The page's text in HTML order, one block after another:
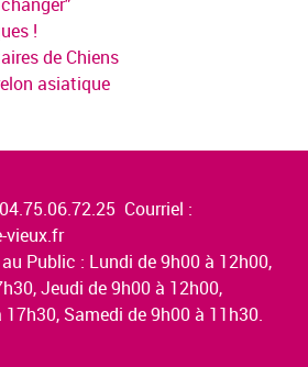
!
de Chiens
asiatique
Courriel :
vieux.fr
au Public : Lundi de 9h00 à 12h00,
Jeudi de 9h00 à 12h00,
Samedi de 9h00 à 11h30.